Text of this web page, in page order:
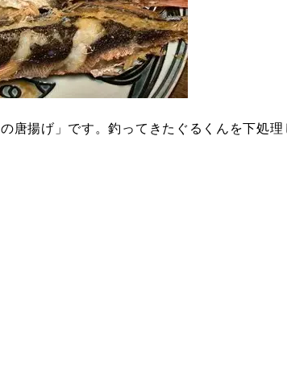
揚げ」です。釣ってきたぐるくんを下処